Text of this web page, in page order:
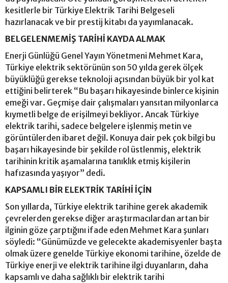
kesitlerle bir Türkiye Elektrik Tarihi Belgeseli
hazırlanacak ve bir prestij kitabı da yayımlanacak.
BELGELENMEMİŞ TARİHİ KAYDA ALMAK
Enerji Günlüğü Genel Yayın Yönetmeni Mehmet Kara,
Türkiye elektrik sektörünün son 50 yılda gerek ölçek
büyüklüğü gerekse teknoloji açısından büyük bir yol kat
ettiğini belirterek “Bu başarı hikayesinde binlerce kişinin
emeği var. Geçmişe dair çalışmaları yansıtan milyonlarca
kıymetli belge de erişilmeyi bekliyor. Ancak Türkiye
elektrik tarihi, sadece belgelere işlenmiş metin ve
görüntülerden ibaret değil. Konuya dair pek çok bilgi bu
başarı hikayesinde bir şekilde rol üstlenmiş, elektrik
tarihinin kritik aşamalarına tanıklık etmiş kişilerin
hafızasında yaşıyor” dedi.
KAPSAMLI BİR ELEKTRİK TARİHİ İÇİN
Son yıllarda, Türkiye elektrik tarihine gerek akademik
çevrelerden gerekse diğer araştırmacılardan artan bir
ilginin göze çarptığını ifade eden Mehmet Kara şunları
söyledi: “Günümüzde ve gelecekte akademisyenler başta
olmak üzere genelde Türkiye ekonomi tarihine, özelde de
Türkiye enerji ve elektrik tarihine ilgi duyanların, daha
kapsamlı ve daha sağlıklı bir elektrik tarihi